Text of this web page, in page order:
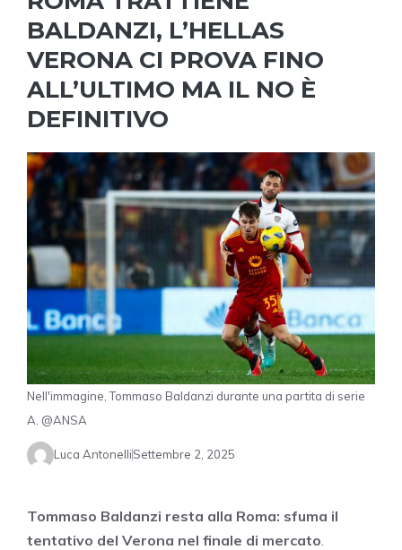
BALDANZI, L’HELLAS
VERONA CI PROVA FINO
ALL’ULTIMO MA IL NO È
DEFINITIVO
Nell'immagine, Tommaso Baldanzi durante una partita di serie
A. @ANSA
Luca AntonelliSettembre 2, 2025
Tommaso Baldanzi resta alla Roma: sfuma il
tentativo del Verona nel finale di mercato